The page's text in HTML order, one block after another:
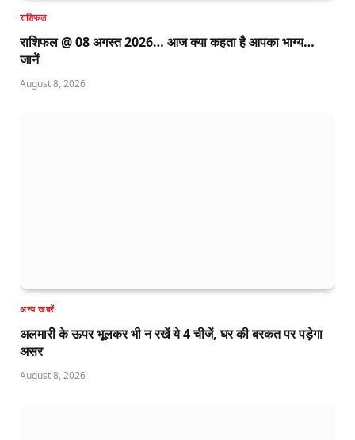
राशिफल
राशिफल @ 08 अगस्त 2026… आज क्या कहता है आपका भाग्य…
जानें
August 8, 2026
अन्य खबरें
अलमारी के ऊपर भूलकर भी न रखें ये 4 चीजें, घर की बरकत पर पड़ेगा
असर
August 8, 2026